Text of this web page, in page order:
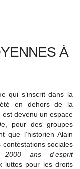
À
qui s’inscrit dans la
en dehors de la
est devenu un espace
pour des groupes
que l’historien Alain
sociales
2000 ans d’esprit
luttes pour les droits